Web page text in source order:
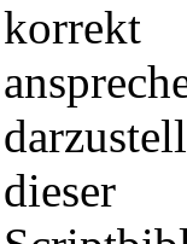
korrekt